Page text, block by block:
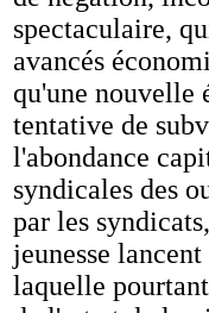
spectaculaire,
avancés
qu'une nouvelle
tentative de
l'abondance
syndicales des
par les
jeunesse
laquelle